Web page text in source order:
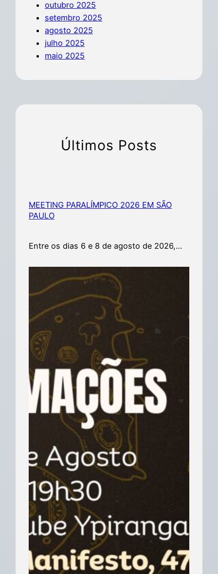
outubro 2025
setembro 2025
agosto 2025
julho 2025
maio 2025
Últimos Posts
MEETING PARALÍMPICO 2026 EM SÃO
PAULO
Entre os dias 6 e 8 de agosto de 2026,…